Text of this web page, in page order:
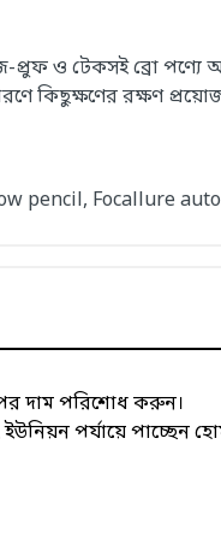
ও টেকসই ব্রো পণ্যে
কিছুক্ষণের রক্ষণ
pencil, Focallure
পর দাম পরিশোধ করুন।
পর্যায়ে পাচ্ছেন